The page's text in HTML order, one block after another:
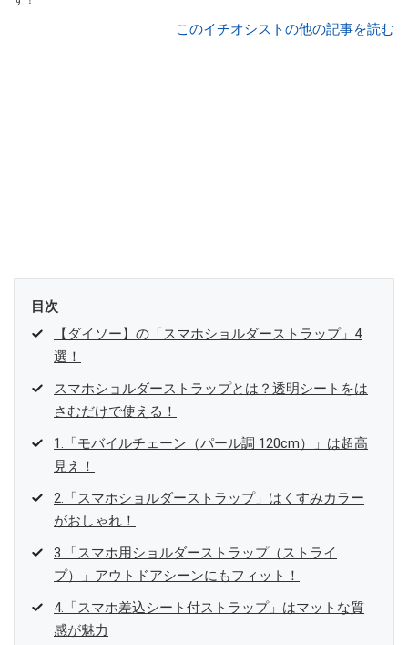
このイチオシストの他の記事を読む
目次
【ダイソー】の「スマホショルダーストラップ」4
選！
スマホショルダーストラップとは？透明シートをは
さむだけで使える！
1.「モバイルチェーン（パール調 120cm）」は超高
見え！
2.「スマホショルダーストラップ」はくすみカラー
がおしゃれ！
3.「スマホ用ショルダーストラップ（ストライ
プ）」アウトドアシーンにもフィット！
4.「スマホ差込シート付ストラップ」はマットな質
感が魅力